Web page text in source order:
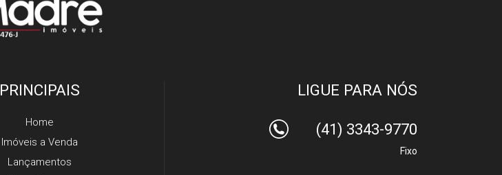
PRINCIPAIS
Home
Imóveis a Venda
Lançamentos
LIGUE PARA NÓS
(41) 3343-9770
Fixo